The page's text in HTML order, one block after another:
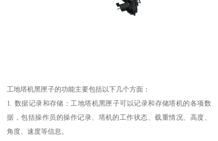
工地塔机黑匣子的功能主要包括以下几个方面：
1. 数据记录和存储：工地塔机黑匣子可以记录和存储塔机的各项数
据，包括操作员的操作记录、塔机的工作状态、载重情况、高度、
角度、速度等信息。